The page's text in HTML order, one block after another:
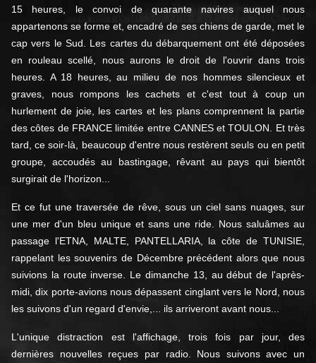
15 heures, le convoi de quarante navires auquel nous
appartenons se forme et, encadré de ses chiens de garde, met le
cap vers le Sud. Les cartes du débarquement ont été déposées
en rouleau scellé, nous aurons le droit de l'ouvrir dans trois
heures. A 18 heures, au milieu de nos hommes silencieux et
graves, nous rompons les cachets et c'est tout à coup un
hurlement de joie, les cartes et les plans comprennent la partie
des côtes de FRANCE limitée entre CANNES et TOULON. Et très
tard, ce soir-là, beaucoup d'entre nous restèrent seuls ou en petit
groupe, accoudés au bastingage, rêvant au pays qui bientôt
surgirait de l'horizon...
Et ce fut une traversée de rêve, sous un ciel sans nuages, sur
une mer d'un bleu unique et sans une ride. Nous saluâmes au
passage l'ETNA, MALTE, PANTELLARIA, la côte de TUNISIE,
rappelant les souvenirs de Décembre précédent alors que nous
suivions la route inverse. Le dimanche 13, au début de l'après-
midi, dix porte-avions nous dépassent cinglant vers le Nord, nous
les suivons d'un regard d'envie,... ils arriveront avant nous...
L'unique distraction est l'affichage, trois fois par jour, des
dernières nouvelles reçues par radio. Nous suivons avec un